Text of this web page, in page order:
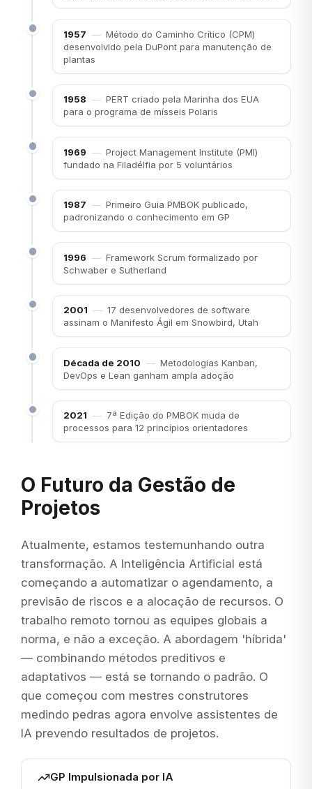
1957 — Método do Caminho Crítico (CPM)
desenvolvido pela DuPont para manutenção de
plantas
1958 — PERT criado pela Marinha dos EUA
para o programa de mísseis Polaris
1969 — Project Management Institute (PMI)
fundado na Filadélfia por 5 voluntários
1987 — Primeiro Guia PMBOK publicado,
padronizando o conhecimento em GP
1996 — Framework Scrum formalizado por
Schwaber e Sutherland
2001 — 17 desenvolvedores de software
assinam o Manifesto Ágil em Snowbird, Utah
Década de 2010 — Metodologias Kanban,
DevOps e Lean ganham ampla adoção
2021 — 7ª Edição do PMBOK muda de
processos para 12 princípios orientadores
O Futuro da Gestão de
Projetos
Atualmente, estamos testemunhando outra
transformação. A Inteligência Artificial está
começando a automatizar o agendamento, a
previsão de riscos e a alocação de recursos. O
trabalho remoto tornou as equipes globais a
norma, e não a exceção. A abordagem 'híbrida'
— combinando métodos preditivos e
adaptativos — está se tornando o padrão. O
que começou com mestres construtores
medindo pedras agora envolve assistentes de
IA prevendo resultados de projetos.
GP Impulsionada por IA